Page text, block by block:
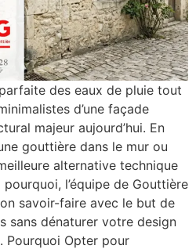
des eaux de pluie tout
d’une façade
majeur aujourd’hui. En
gouttière dans le mur ou
alternative technique
l’équipe de Gouttière
savoir-faire avec le but de
sans dénaturer votre design
Pourquoi Opter pour